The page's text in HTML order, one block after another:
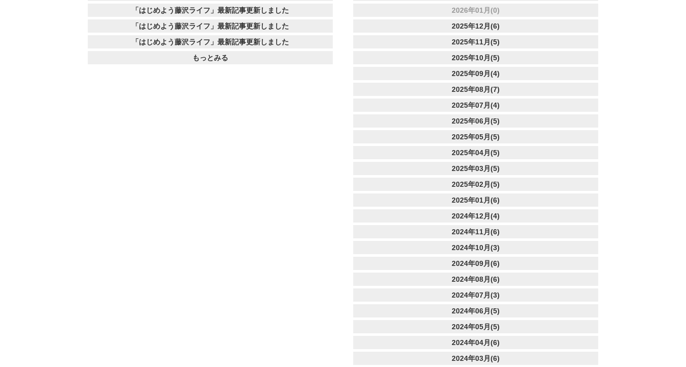
「はじめよう藤沢ライフ」最新記事更新しました
「はじめよう藤沢ライフ」最新記事更新しました
「はじめよう藤沢ライフ」最新記事更新しました
もっとみる
2026年01月(0)
2025年12月(6)
2025年11月(5)
2025年10月(5)
2025年09月(4)
2025年08月(7)
2025年07月(4)
2025年06月(5)
2025年05月(5)
2025年04月(5)
2025年03月(5)
2025年02月(5)
2025年01月(6)
2024年12月(4)
2024年11月(6)
2024年10月(3)
2024年09月(6)
2024年08月(6)
2024年07月(3)
2024年06月(5)
2024年05月(5)
2024年04月(6)
2024年03月(6)